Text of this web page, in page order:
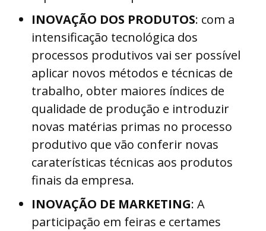
INOVAÇÃO DOS PRODUTOS: com a
intensificação tecnológica dos
processos produtivos vai ser possível
aplicar novos métodos e técnicas de
trabalho, obter maiores índices de
qualidade de produção e introduzir
novas matérias primas no processo
produtivo que vão conferir novas
caraterísticas técnicas aos produtos
finais da empresa.
INOVAÇÃO DE MARKETING: A
participação em feiras e certames